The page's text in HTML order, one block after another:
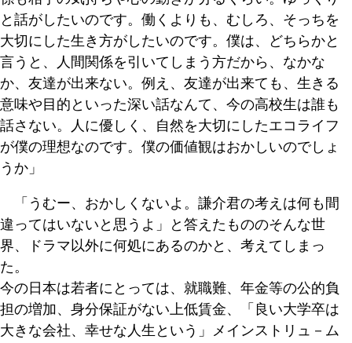
と話がしたいのです。働くよりも、むしろ、そっちを
大切にした生き方がしたいのです。僕は、どちらかと
言うと、人間関係を引いてしまう方だから、なかな
か、友達が出来ない。例え、友達が出来ても、生きる
意味や目的といった深い話なんて、今の高校生は誰も
話さない。人に優しく、自然を大切にしたエコライフ
が僕の理想なのです。僕の価値観はおかしいのでしょ
うか」
「うむー、おかしくないよ。謙介君の考えは何も間
違ってはいないと思うよ」と答えたもののそんな世
界、ドラマ以外に何処にあるのかと、考えてしまっ
た。
今の日本は若者にとっては、就職難、年金等の公的負
担の増加、身分保証がない上低賃金、「良い大学卒は
大きな会社、幸せな人生という」メインストリュ－ム